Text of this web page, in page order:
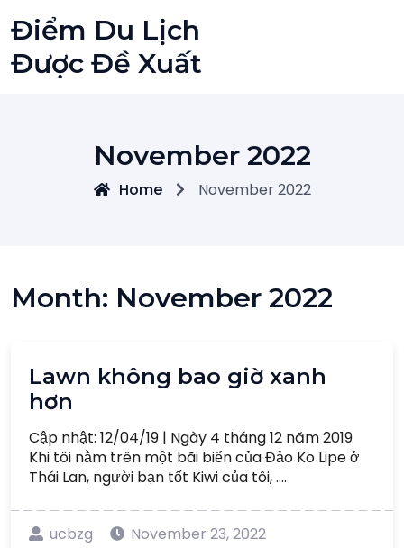
to
content
Điểm Du Lịch
Được Đề Xuất
November 2022
Home November 2022
Month: November 2022
Lawn không bao giờ xanh
hơn
Cập nhật: 12/04/19 | Ngày 4 tháng 12 năm 2019
Khi tôi nằm trên một bãi biển của Đảo Ko Lipe ở
Thái Lan, người bạn tốt Kiwi của tôi, ....
ucbzg
November 23, 2022